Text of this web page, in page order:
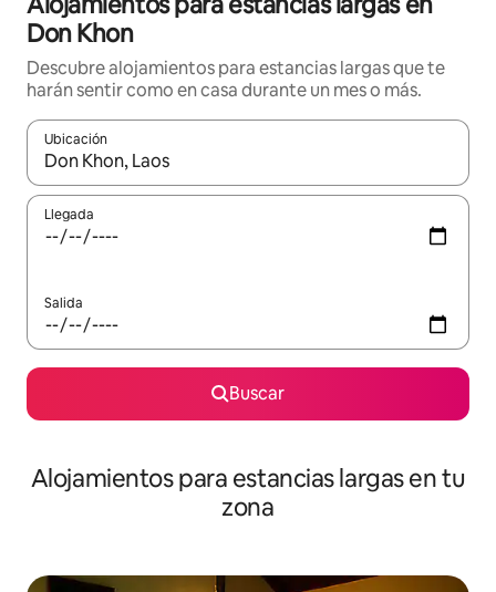
Don Khon
Descubre alojamientos para estancias largas que te
harán sentir como en casa durante un mes o más.
Ubicación
Cuando los resultados estén disponibles, podrás navegar
Llegada
Salida
Buscar
Alojamientos para estancias largas en tu
zona